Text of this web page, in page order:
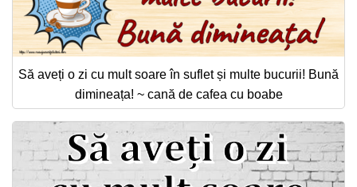
Să aveți o zi cu mult soare în suflet și multe bucurii! Bună
dimineața! ~ cană de cafea cu boabe